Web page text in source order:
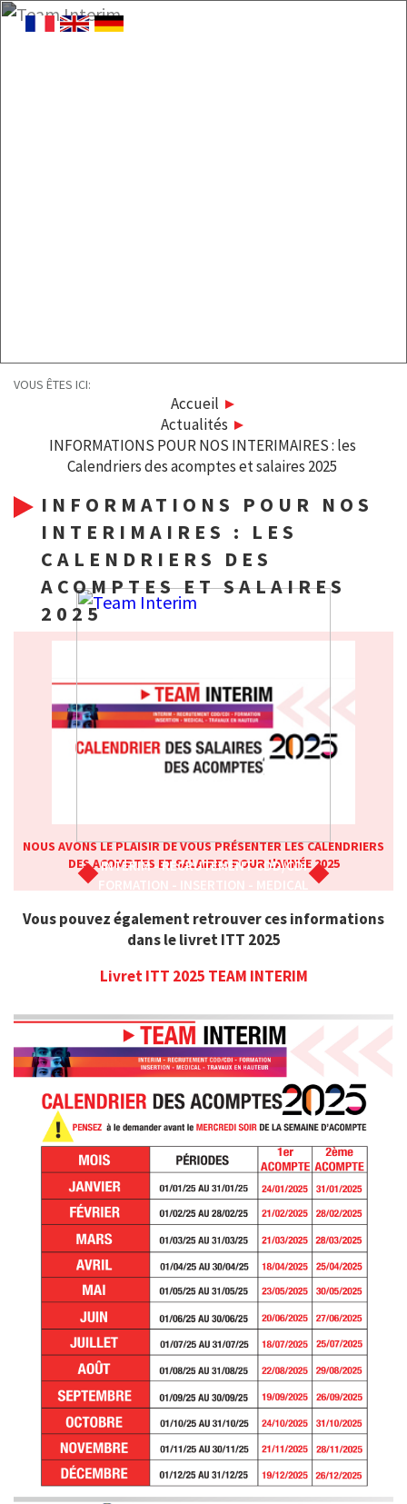
INTERIM - RECRUTEMENT CDD/CDI
FORMATION - INSERTION - MEDICAL
VOUS ÊTES ICI:
Accueil
Actualités
INFORMATIONS POUR NOS INTERIMAIRES : les
Calendriers des acomptes et salaires 2025
INFORMATIONS POUR NOS
INTERIMAIRES : LES
CALENDRIERS DES
ACOMPTES ET SALAIRES
2025
NOUS AVONS LE PLAISIR DE VOUS PRÉSENTER LES CALENDRIERS
DES ACOMPTES ET SALAIRES POUR L'ANNÉE 2025
Vous pouvez également retrouver ces informations
dans le livret ITT 2025
Livret ITT 2025 TEAM INTERIM